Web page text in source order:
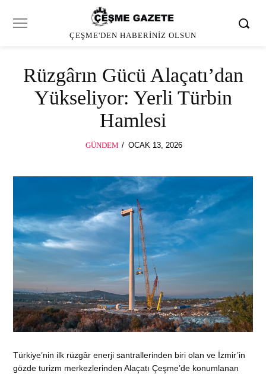
ÇEŞME'DEN HABERINIZ OLSUN
Rüzgârın Gücü Alaçatı’dan
Yükseliyor: Yerli Türbin
Hamlesi
GÜNDEM
POSTED
OCAK 13, 2026OCAK
Türkiye’nin ilk rüzgâr enerji santrallerinden biri olan ve İzmir’in
gözde turizm merkezlerinden Alaçatı Çeşme’de konumlanan